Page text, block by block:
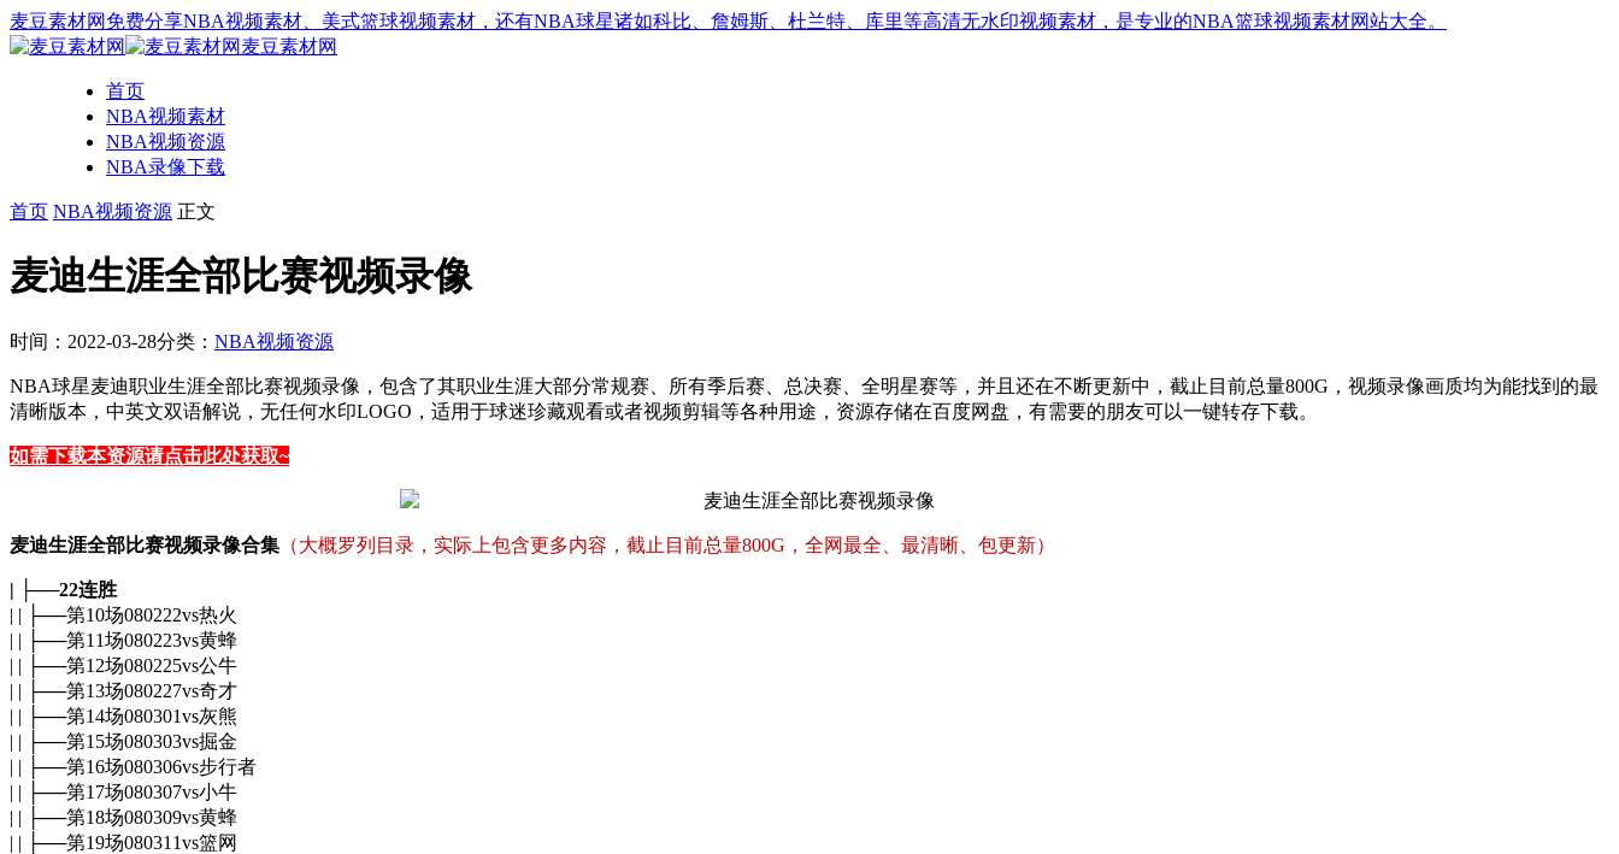
麦豆素材网免费分享NBA视频素材、美式篮球视频素材，还有NBA球星诸如科比、詹姆斯、杜兰特、库里等高清无水印视频素材，是专业的NBA篮球视频素材网站大全。
麦豆素材网
首页
NBA视频素材
NBA视频资源
NBA录像下载
首页 NBA视频资源 正文
麦迪生涯全部比赛视频录像
时间：2022-03-28分类： NBA视频资源
NBA球星麦迪职业生涯全部比赛视频录像，包含了其职业生涯大部分常规赛、所有季后赛、总决赛、全明星赛等，并且还在不断更新中，截止目前总量800G，视频录像画质均为能找到的最
清晰版本，中英文双语解说，无任何水印LOGO，适用于球迷珍藏观看或者视频剪辑等各种用途，资源存储在百度网盘，有需要的朋友可以一键转存下载。
如需下载本资源请点击此处获取~
麦迪生涯全部比赛视频录像合集 （大概罗列目录，实际上包含更多内容，截止目前总量800G，全网最全、最清晰、包更新）
| ├──22连胜
| | ├──第10场080222vs热火
| | ├──第11场080223vs黄蜂
| | ├──第12场080225vs公牛
| | ├──第13场080227vs奇才
| | ├──第14场080301vs灰熊
| | ├──第15场080303vs掘金
| | ├──第16场080306vs步行者
| | ├──第17场080307vs小牛
| | ├──第18场080309vs黄蜂
| | ├──第19场080311vs篮网